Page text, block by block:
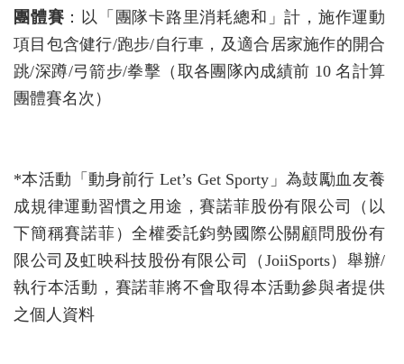
團體賽 ：以「團隊卡路里消耗總和」計，施作運動
項目包含健行/跑步/自行車，及適合居家施作的開合
跳/深蹲/弓箭步/拳擊（取各團隊內成績前 10 名計算
團體賽名次）
*本活動「動身前行 Let’s Get Sporty」為鼓勵血友養
成規律運動習慣之用途，賽諾菲股份有限公司（以
下簡稱賽諾菲）全權委託鈞勢國際公關顧問股份有
限公司及虹映科技股份有限公司（JoiiSports）舉辦/
執行本活動，賽諾菲將不會取得本活動參與者提供
之個人資料